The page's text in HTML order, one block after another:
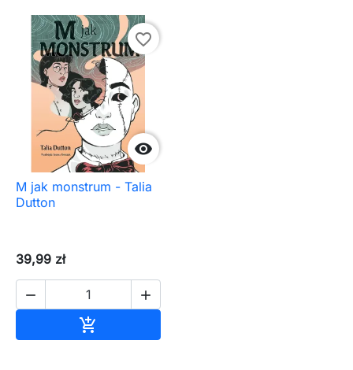

favorite_border
M jak monstrum - Talia
Dutton
39,99 zł
 
